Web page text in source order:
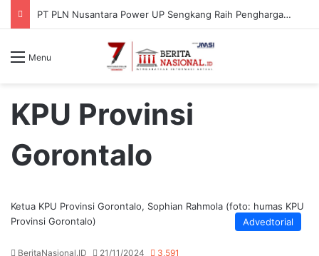
PT PLN Nusantara Power UP Sengkang Raih Penghargaan ISRA Award 2026, Perkuat Komitmen terhadap Keberlanjutan dan Pemberdayaan Masyarakat
Menu
KPU Provinsi
Gorontalo
Advedtorial
Ketua KPU Provinsi Gorontalo, Sophian Rahmola (foto: humas KPU
Provinsi Gorontalo)
BeritaNasional.ID 21/11/2024 3,591